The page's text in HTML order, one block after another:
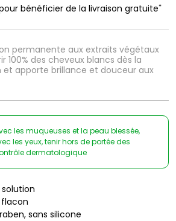
permanente aux extraits végétaux
100% des cheveux blancs dès la
apporte brillance et douceur aux
bénéficier de la livraison gratuite*
les muqueuses et la peau blessée,
les yeux, tenir hors de portée des
dermatologique
solution
flacon
sans silicone